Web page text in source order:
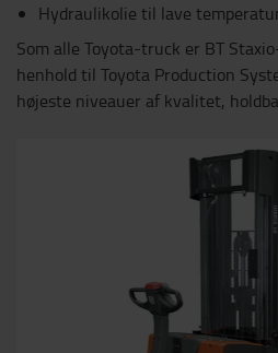
Hydraulikolie til lave
Som alle Toyota-truck er BT
henhold til Toyota Production
højeste niveauer af kvalitet,